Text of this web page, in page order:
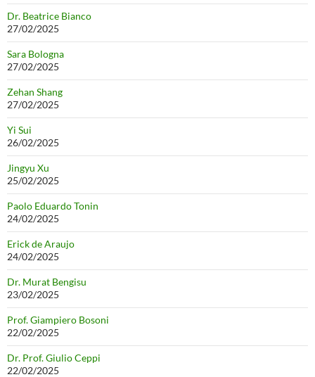
Dr. Beatrice Bianco
27/02/2025
Sara Bologna
27/02/2025
Zehan Shang
27/02/2025
Yi Sui
26/02/2025
Jingyu Xu
25/02/2025
Paolo Eduardo Tonin
24/02/2025
Erick de Araujo
24/02/2025
Dr. Murat Bengisu
23/02/2025
Prof. Giampiero Bosoni
22/02/2025
Dr. Prof. Giulio Ceppi
22/02/2025